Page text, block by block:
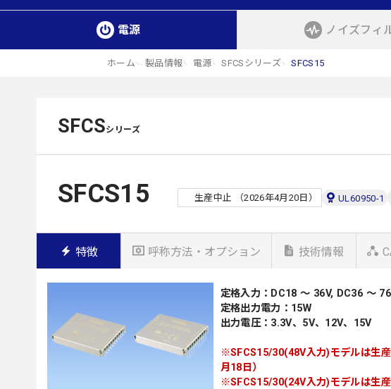
電源 ノイズフィ
ホーム 製品情報 電源 SFCSシリーズ SFCS15
SFCSシリーズ
SFCS15 生産中止 （2026年4月20日） UL60950-1
特徴 呼称方法・オプション 技術情報
定格入力：DC18 ～ 36V, DC36 ～
定格出力電力：15W
出力電圧：3.3V、5V、12V、15V
※SFCS15/30(48V入力)モデルは生
月18日）
※SFCS15/30(24V入力)モデルは生